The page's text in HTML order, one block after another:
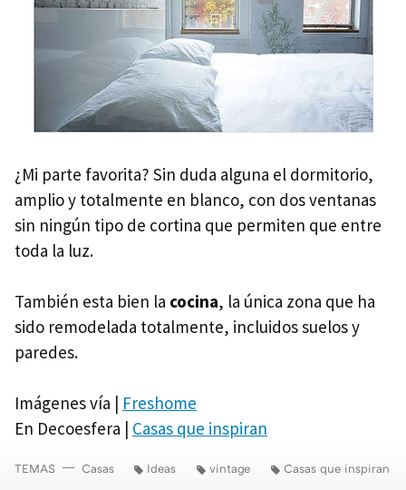
¿Mi parte favorita? Sin duda alguna el dormitorio,
amplio y totalmente en blanco, con dos ventanas
sin ningún tipo de cortina que permiten que entre
toda la luz.
También esta bien la cocina, la única zona que ha
sido remodelada totalmente, incluidos suelos y
paredes.
Imágenes vía | Freshome
En Decoesfera | Casas que inspiran
TEMAS Casas Ideas vintage Casas que inspiran